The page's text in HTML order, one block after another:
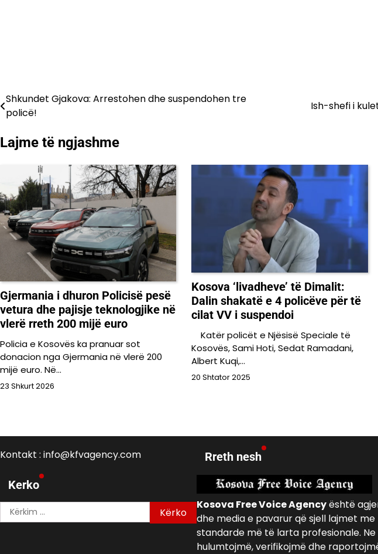
Lëvizje
te
postimet
Shkundet Gjakova: Arrestohen dhe suspendohen tre
policë!
Ish-shefi i
Lajme të ngjashme
Gjermania i dhuron Policisë pesë
vetura dhe pajisje teknologjike në
vlerë rreth 200 mijë euro
Policia e Kosovës ka pranuar sot
donacion nga Gjermania në vlerë 200
mijë euro. Në…
23 Shkurt 2026
Kosova ‘livadheve’ të Dimalit:
Dalin shakatë e 4 policëve për të
cilat VV i suspendoi
Katër policët e Njësisë Speciale të
Kosovës, Sami Hoti, Sedat Ramadani,
Albert Kuqi,…
20 Shtator 2025
Kontakt : info@kfvagency.com
Kerko
Kërko
për:
Rreth nesh
Kosova Free Voice Agencyështë
dhe media e pavarur që sjell lajmet me
standarde më të larta profesionale. Ne
hulumtojmë, verifikojmë dhe